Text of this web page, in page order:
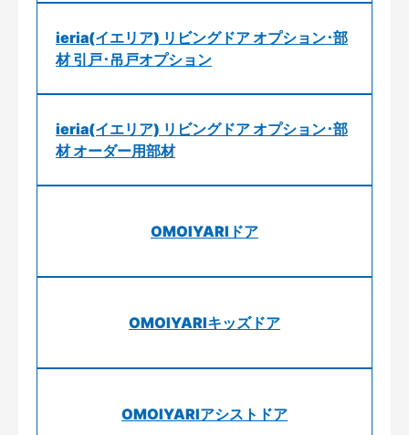
ieria(イエリア) リビングドア オプション･部
材 引戸･吊戸オプション
ieria(イエリア) リビングドア オプション･部
材 オーダー用部材
OMOIYARIドア
OMOIYARIキッズドア
OMOIYARIアシストドア